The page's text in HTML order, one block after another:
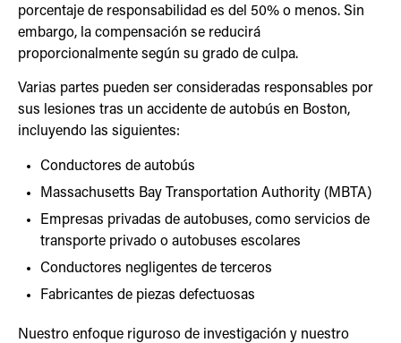
porcentaje de responsabilidad es del 50% o menos. Sin
embargo, la compensación se reducirá
proporcionalmente según su grado de culpa.
Varias partes pueden ser consideradas responsables por
sus lesiones tras un accidente de autobús en Boston,
incluyendo las siguientes:
Conductores de autobús
Massachusetts Bay Transportation Authority (MBTA)
Empresas privadas de autobuses, como servicios de
transporte privado o autobuses escolares
Conductores negligentes de terceros
Fabricantes de piezas defectuosas
Nuestro enfoque riguroso de investigación y nuestro